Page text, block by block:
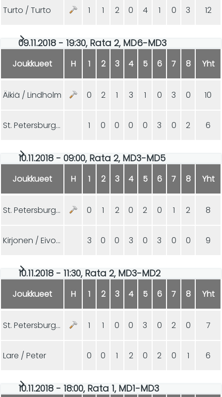
Turto / Turto 1 1 2 0 4 1 0 3 12
09.11.2018 - 19:30, Rata 2, MD6-MD3
Joukkueet H 1 2 3 4 5 6 7 8 Yht
Äikiä / Lindholm 0 2 1 3 1 0 3 0 10
St. Petersburg 2 1 0 0 0 0 3 0 2 6
10.11.2018 - 09:00, Rata 2, MD3-MD5
Joukkueet H 1 2 3 4 5 6 7 8 Yht
St. Petersburg 2 0 1 2 0 2 0 1 2 8
Kirjonen / Eivola 3 0 0 3 0 3 0 0 9
10.11.2018 - 11:30, Rata 2, MD3-MD2
Joukkueet H 1 2 3 4 5 6 7 8 Yht
St. Petersburg 2 1 1 0 0 3 0 2 0 7
Lare / Peter 0 0 1 2 0 2 0 1 6
10.11.2018 - 18:00, Rata 1, MD1-MD3